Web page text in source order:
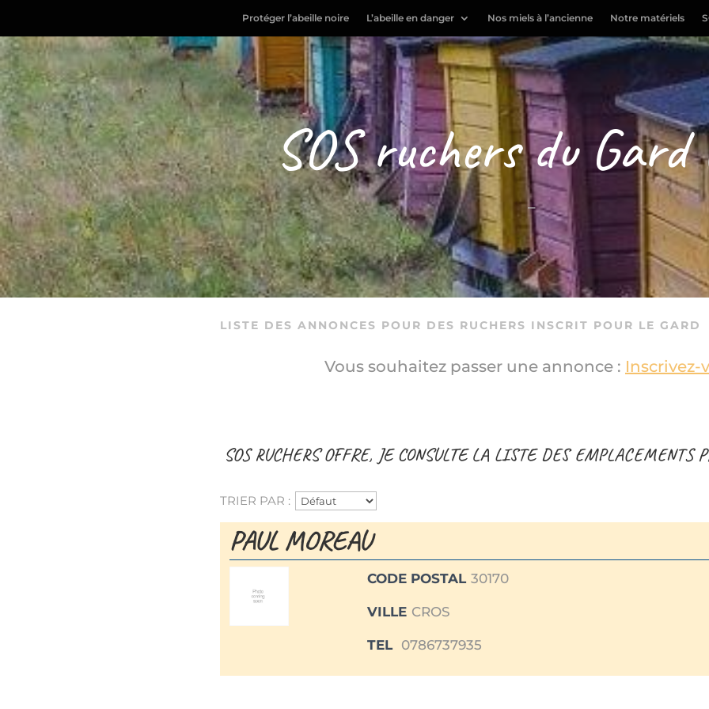
Protéger l’abeille noire L’abeille en danger Nos miels à l’ancienne Notre matériels
SOS ruchers du
–
LISTE DES ANNONCES POUR DES RUCHERS INSCRIT POUR LE GARD
Vous souhaitez passer une annonce : Inscrivez-
SOS RUCHERS OFFRE, JE CONSULTE LA LISTE DES EMPLACEMENTS
TRIER PAR :
PAUL MOREAU
CODE POSTAL 30170
VILLE CROS
TEL 0786737935